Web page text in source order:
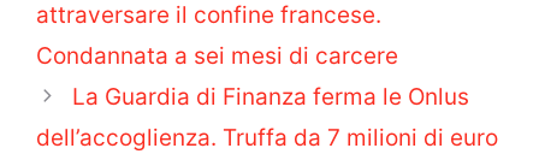
attraversare il confine francese.
Condannata a sei mesi di carcere
La Guardia di Finanza ferma le Onlus
dell’accoglienza. Truffa da 7 milioni di euro